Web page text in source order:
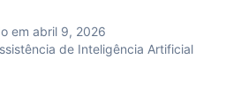
em abril 9, 2026
de Inteligência Artificial